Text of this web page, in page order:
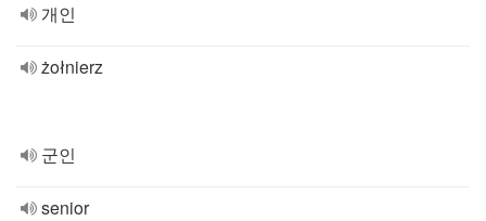
개인
żołnierz
군인
senior